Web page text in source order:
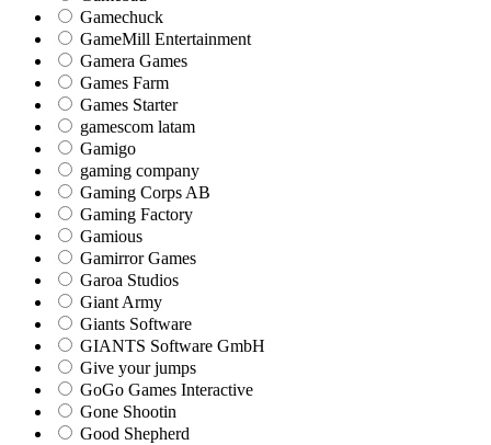
Gamechuck
GameMill Entertainment
Gamera Games
Games Farm
Games Starter
gamescom latam
Gamigo
gaming company
Gaming Corps AB
Gaming Factory
Gamious
Gamirror Games
Garoa Studios
Giant Army
Giants Software
GIANTS Software GmbH
Give your jumps
GoGo Games Interactive
Gone Shootin
Good Shepherd